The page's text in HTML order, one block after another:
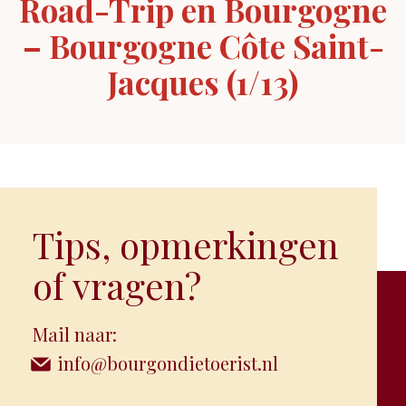
Road-Trip en Bourgogne
– Bourgogne Côte Saint-
Jacques (1/13)
Tips, opmerkingen
of vragen?
Mail naar:
info@bourgondietoerist.nl